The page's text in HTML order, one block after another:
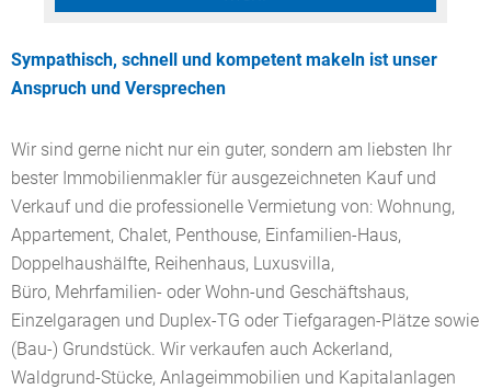
Sympathisch, schnell und kompetent makeln ist unser
Anspruch und Versprechen
Wir sind gerne nicht nur ein guter, sondern am liebsten Ihr
bester Immobilienmakler für ausgezeichneten Kauf und
Verkauf und die professionelle Vermietung von: Wohnung,
Appartement, Chalet, Penthouse, Einfamilien-Haus,
Doppelhaushälfte, Reihenhaus, Luxusvilla,
Büro, Mehrfamilien- oder Wohn-und Geschäftshaus,
Einzelgaragen und Duplex-TG oder Tiefgaragen-Plätze sowie
(Bau-) Grundstück. Wir verkaufen auch Ackerland,
Waldgrund-Stücke, Anlageimmobilien und Kapitalanlagen